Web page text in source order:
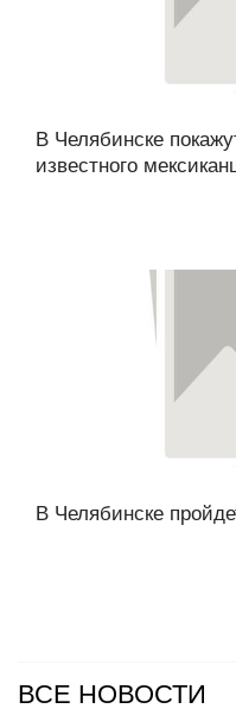
В Челябинске
известного
В Челябинске
ВСЕ НОВОСТИ